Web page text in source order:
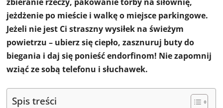
jeżdżenie po mieście i walkę o miejsce parkingowe.
Jeżeli nie jest Ci straszny wysiłek na świeżym
powietrzu – ubierz się ciepło, zasznuruj buty do
biegania i daj się ponieść endorfinom! Nie zapomnij
wziąć ze sobą telefonu i słuchawek.
Spis treści